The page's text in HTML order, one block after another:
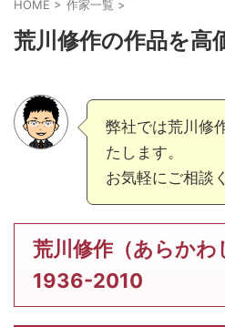
HOME > 作家一覧 >
荒川修作の作品を高
弊社では荒川修
たします。
お気軽にご相談
荒川修作（あらかわ
1936-2010